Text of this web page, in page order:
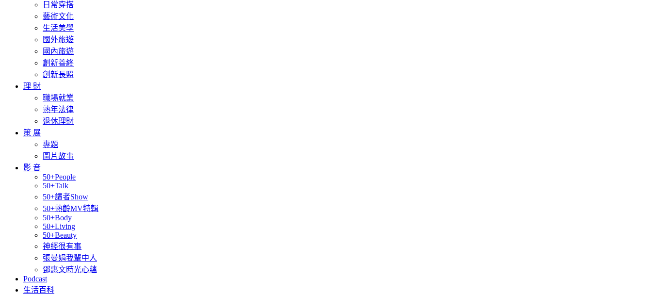
日常穿搭
藝術文化
生活美學
國外旅遊
國內旅遊
創新善終
創新長照
理 財
職場就業
熟年法律
退休理財
策 展
專題
圖片故事
影 音
50+People
50+Talk
50+讀者Show
50+熟齡MV特輯
50+Body
50+Living
50+Beauty
神經很有事
張曼娟我輩中人
鄧惠文時光心蘊
Podcast
生活百科